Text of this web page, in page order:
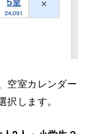
空室カレンダー
します。